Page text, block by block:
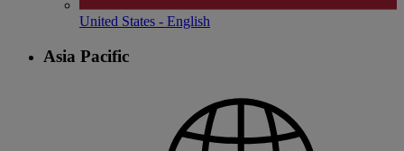
United States - English
Asia Pacific